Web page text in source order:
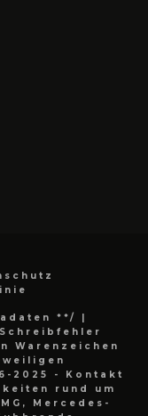
**/
|
Warenzeichen
2025 - Kontakt
rund um
Mercedes-